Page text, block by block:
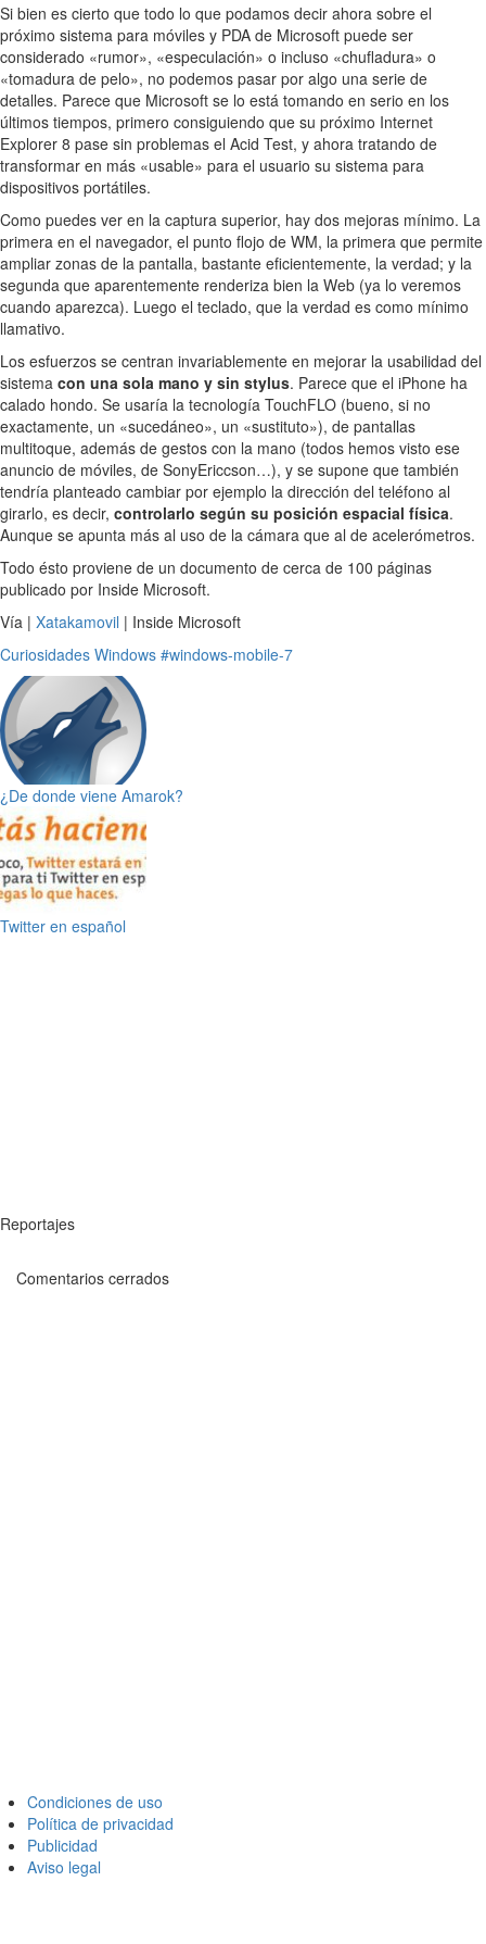
Si bien es cierto que todo lo que podamos decir ahora sobre el
próximo sistema para móviles y PDA de Microsoft puede ser
considerado «rumor», «especulación» o incluso «chufladura» o
«tomadura de pelo», no podemos pasar por algo una serie de
detalles. Parece que Microsoft se lo está tomando en serio en los
últimos tiempos, primero consiguiendo que su próximo Internet
Explorer 8 pase sin problemas el Acid Test, y ahora tratando de
transformar en más «usable» para el usuario su sistema para
dispositivos portátiles.
Como puedes ver en la captura superior, hay dos mejoras mínimo. La
primera en el navegador, el punto flojo de WM, la primera que permite
ampliar zonas de la pantalla, bastante eficientemente, la verdad; y la
segunda que aparentemente renderiza bien la Web (ya lo veremos
cuando aparezca). Luego el teclado, que la verdad es como mínimo
llamativo.
Los esfuerzos se centran invariablemente en mejorar la usabilidad del
sistema con una sola mano y sin stylus. Parece que el iPhone ha
calado hondo. Se usaría la tecnología TouchFLO (bueno, si no
exactamente, un «sucedáneo», un «sustituto»), de pantallas
multitoque, además de gestos con la mano (todos hemos visto ese
anuncio de móviles, de SonyEriccson…), y se supone que también
tendría planteado cambiar por ejemplo la dirección del teléfono al
girarlo, es decir, controlarlo según su posición espacial física.
Aunque se apunta más al uso de la cámara que al de acelerómetros.
Todo ésto proviene de un documento de cerca de 100 páginas
publicado por Inside Microsoft.
Vía | Xatakamovil | Inside Microsoft
Curiosidades Windows #windows-mobile-7
¿De donde viene Amarok?
Twitter en español
Reportajes
Comentarios cerrados
Condiciones de uso
Política de privacidad
Publicidad
Aviso legal